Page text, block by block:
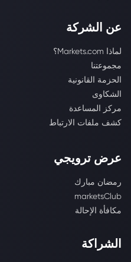
عن الشركة
لماذا Markets.com؟
مجموعتنا
الحزمة القانونية
الشكاوى
مركز المساعدة
كشف ملفات الارتباط
عرض ترويجي
رمضان مبارك
marketsClub
مكافأة الإحالة
الشراكة